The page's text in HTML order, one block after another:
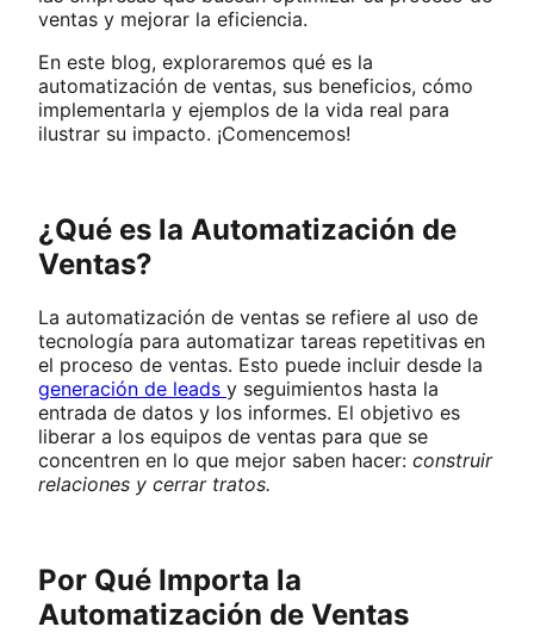
ventas y mejorar la eficiencia.
En este blog, exploraremos qué es la
automatización de ventas, sus beneficios, cómo
implementarla y ejemplos de la vida real para
ilustrar su impacto. ¡Comencemos!
¿Qué es la Automatización de
Ventas?
La automatización de ventas se refiere al uso de
tecnología para automatizar tareas repetitivas en
el proceso de ventas. Esto puede incluir desde la
generación de leads y seguimientos hasta la
entrada de datos y los informes. El objetivo es
liberar a los equipos de ventas para que se
concentren en lo que mejor saben hacer: construir
relaciones y cerrar tratos.
Por Qué Importa la
Automatización de Ventas